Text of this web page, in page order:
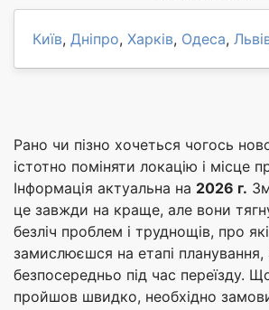
Київ, Дніпро, Харків, Одеса,
Рано чи пізно хочеться чогось
істотно поміняти локацію і місце
Інформація актуальна на 2026 г.
це завжди на краще, але вони
безліч проблем і труднощів, про
замислюєшся на етапі
безпосередньо під час переїзду.
пройшов швидко, необхідно